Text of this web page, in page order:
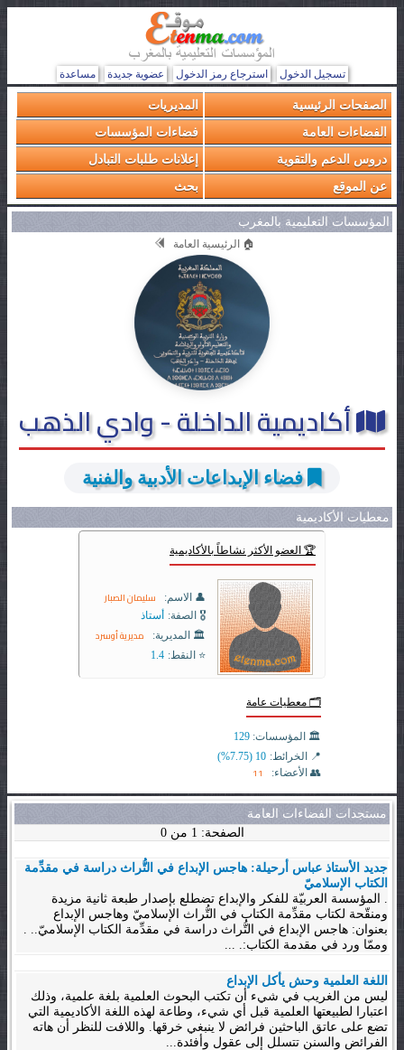
تسجيل الدخول استرجاع رمز الدخول عضوية جديدة مساعدة
الصفحات الرئيسية
المديريات
الفضاءات العامة
فضاءات المؤسسات
دروس الدعم والتقوية
إعلانات طلبات التبادل
عن الموقع
بحث
المؤسسات التعليمية بالمغرب
🏠 الرئيسية العامة
أكاديمية الداخلة - وادي الذهب
فضاء الإبداعات الأدبية والفنية
معطيات الأكاديمية
🏆 العضو الأكثر نشاطاً بالأكاديمية
👤 الاسم: سليمان الصبار
🎖️ الصفة: أستاذ
🏛️ المديرية:
مديرية أوسرد
⭐ النقط: 1.4
🗂️ معطيات عامة
🏛️ المؤسسات: 129
📍 الخرائط: 10 (7.75%)
👥 الأعضاء:
11
مستجدات الفضاءات العامة
الصفحة: 1 من 0
جديد الأستاذ عباس أرحيلة: هاجس الإبداع في التُّراث دراسة في مقدِّمة
الكتاب الإسلاميّ
. المؤسسة العربيّة للفكر والإبداع تضطلع بإصدار طبعة ثانية مزيدة
ومنقّحة لكتاب مقدِّمة الكتاب في التُّراث الإسلاميّ وهاجس الإبداع
بعنوان: هاجس الإبداع في التُّراث دراسة في مقدِّمة الكتاب الإسلاميّ.. .
وممّا ورد في مقدمة الكتاب:. ...
اللغة العلمية وحش يأكل الإبداع
ليس من الغريب في شيء أن تكتب البحوث العلمية بلغة علمية، وذلك
اعتبارا لطبيعتها العلمية قبل أي شيء، وطاعة لهذه اللغة الأكاديمية التي
تضع على عاتق الباحثين فرائض لا ينبغي خرقها. واللافت للنظر أن هاته
الفرائض والسنن تتسلل إلى عقول وأفئدة...